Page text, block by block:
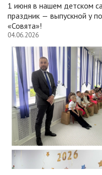
1 июня в нашем детском
праздник — выпускной у
«Совята»!
04.06.2026